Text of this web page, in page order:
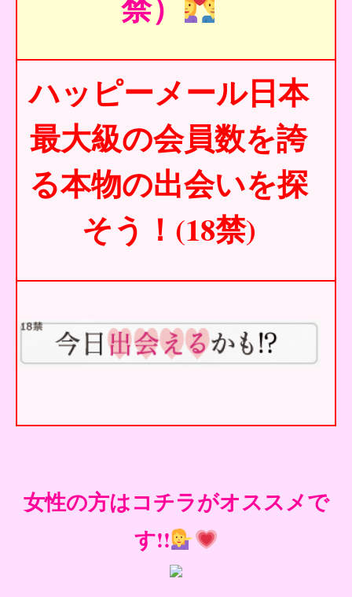
ハッピーメール日本
最大級の会員数を誇
る本物の出会いを探
そう！(18禁)
女性の方はコチラがオススメで
す!!